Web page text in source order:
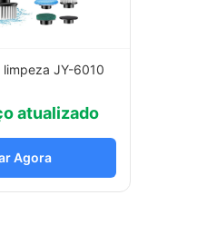
JY-6010
atualizado
Agora